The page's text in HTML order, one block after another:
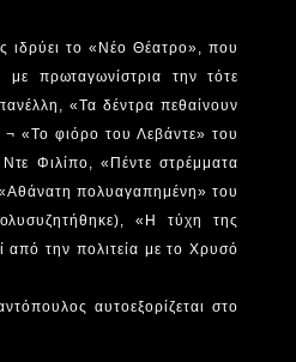
ιδρύει το «Νέο Θέατρο», που
με πρωταγωνίστρια την τότε
«Τα δέντρα πεθαίνουν
«Το φιόρο του Λεβάντε» του
Φιλίπο, «Πέντε στρέμματα
πολυαγαπημένη» του
«Η τύχη της
από την πολιτεία με το Χρυσό
αυτοεξορίζεται στο